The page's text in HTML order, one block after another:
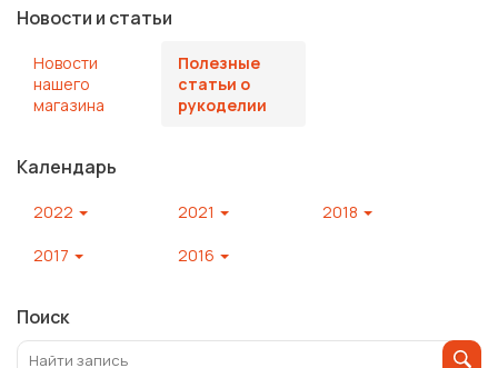
Новости и статьи
Новости
нашего
магазина
Полезные
статьи о
рукоделии
Календарь
2022 2021 2018
2017 2016
Поиск